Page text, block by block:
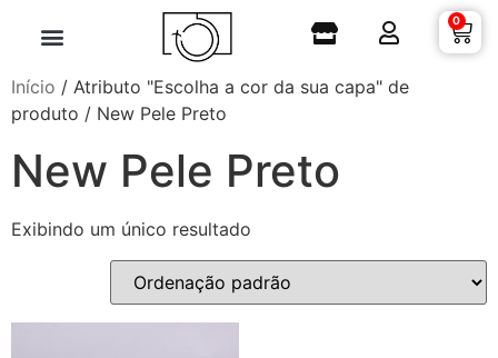
0
Início / Atributo "Escolha a cor da sua capa" de
produto / New Pele Preto
New Pele Preto
Exibindo um único resultado